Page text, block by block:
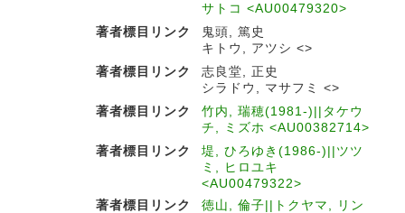
サトコ <AU00479320>
著者標目リンク
鬼頭, 篤史
キトウ, アツシ <>
著者標目リンク
志良堂, 正史
シラドウ, マサフミ <>
著者標目リンク
竹内, 瑞穂(1981-)||タケウ
チ, ミズホ <AU00382714>
著者標目リンク
堤, ひろゆき(1986-)||ツツ
ミ, ヒロユキ
<AU00479322>
著者標目リンク
徳山, 倫子||トクヤマ, リン